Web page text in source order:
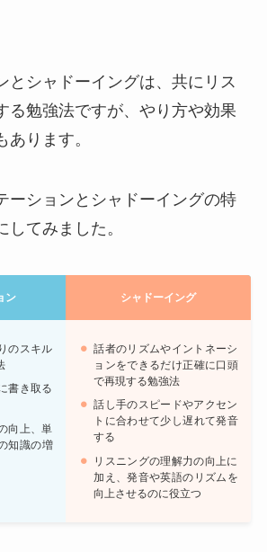
とシャドーイングは、共にリス
る勉強法ですが、やり方や効果
あります。
ーションとシャドーイングの特
てみました。
ン シャドーイング
のスキル
書き取る
向上、単
知識の増
話者のリズムやイントネーシ
ョンをできるだけ正確に口頭
で再現する勉強法
話し手のスピードやアクセン
トに合わせて少し遅れて発音
する
リスニングの理解力の向上に
加え、発音や英語のリズムを
向上させるのに役立つ